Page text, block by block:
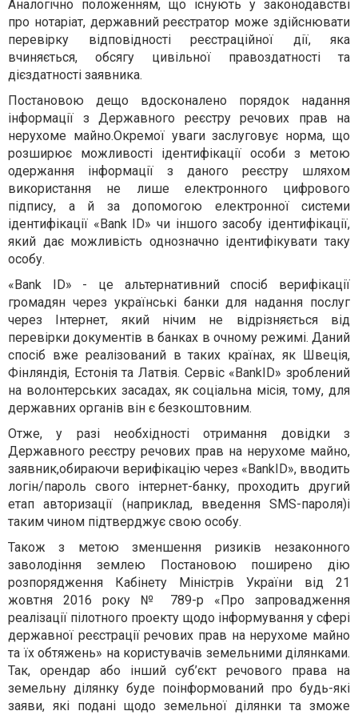
Аналогічно положенням, що існують у законодавстві
про нотаріат, державний реєстратор може здійснювати
перевірку відповідності реєстраційної дії, яка
вчиняється, обсягу цивільної правоздатності та
дієздатності заявника.
Постановою дещо вдосконалено порядок надання
інформації з Державного реєстру речових прав на
нерухоме майно.Окремої уваги заслуговує норма, що
розширює можливості ідентифікації особи з метою
одержання інформації з даного реєстру шляхом
використання не лише електронного цифрового
підпису, а й за допомогою електронної системи
ідентифікації «Bank ID» чи іншого засобу ідентифікації,
який дає можливість однозначно ідентифікувати таку
особу.
«Bank ID» - це альтернативний спосіб верифікації
громадян через українські банки для надання послуг
через Інтернет, який нічим не відрізняється від
перевірки документів в банках в очному режимі. Даний
спосіб вже реалізований в таких країнах, як Швеція,
Фінляндія, Естонія та Латвія. Сервіс «BankID» зроблений
на волонтерських засадах, як соціальна місія, тому, для
державних органів він є безкоштовним.
Отже, у разі необхідності отримання довідки з
Державного реєстру речових прав на нерухоме майно,
заявник,обираючи верифікацію через «BankID», вводить
логін/пароль свого інтернет-банку, проходить другий
етап авторизації (наприклад, введення SMS-пароля)і
таким чином підтверджує свою особу.
Також з метою зменшення ризиків незаконного
заволодіння землею Постановою поширено дію
розпорядження Кабінету Міністрів України від 21
жовтня 2016 року № 789-р «Про запровадження
реалізації пілотного проекту щодо інформування у сфері
державної реєстрації речових прав на нерухоме майно
та їх обтяжень» на користувачів земельними ділянками.
Так, орендар або інший суб’єкт речового права на
земельну ділянку буде поінформований про будь-які
заяви, які подані щодо земельної ділянки та зможе